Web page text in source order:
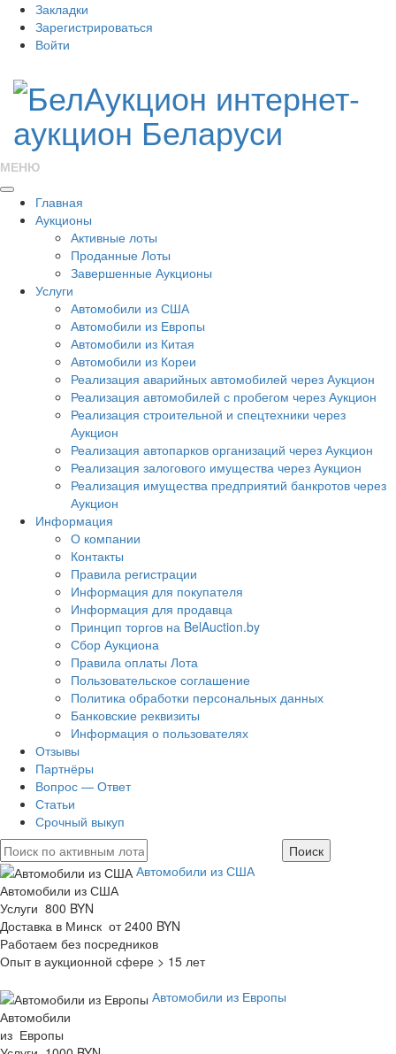
Закладки
Зарегистрироваться
Войти
МЕНЮ
Главная
Аукционы
Активные лоты
Проданные Лоты
Завершенные Аукционы
Услуги
Автомобили из США
Автомобили из Европы
Автомобили из Китая
Автомобили из Кореи
Реализация аварийных автомобилей через Аукцион
Реализация автомобилей с пробегом через Аукцион
Реализация строительной и спецтехники через
Аукцион
Реализация автопарков организаций через Аукцион
Реализация залогового имущества через Аукцион
Реализация имущества предприятий банкротов через
Аукцион
Информация
О компании
Контакты
Правила регистрации
Информация для покупателя
Информация для продавца
Принцип торгов на BelAuction.by
Сбор Аукциона
Правила оплаты Лота
Пользовательское соглашение
Политика обработки персональных данных
Банковские реквизиты
Информация о пользователях
Отзывы
Партнёры
Вопрос — Ответ
Статьи
Срочный выкуп
Автомобили из США
Автомобили из США
Услуги 800 BYN
Доставка в Минск от 2400 BYN
Работаем без посредников
Опыт в аукционной сфере > 15 лет
Автомобили из Европы
Автомобили
из Европы